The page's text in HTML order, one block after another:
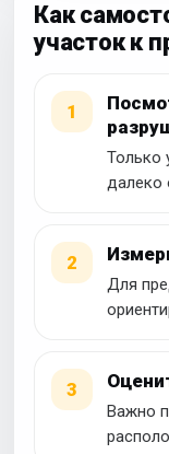
Как
участок к
1
Только
далеко
2
Для
3
Важно